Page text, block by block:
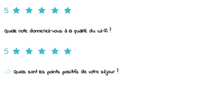
5
Quelle note donneriez-vous à la qualité du Wi-Fi ?
5
Quels sont les points positifs de votre séjour ?